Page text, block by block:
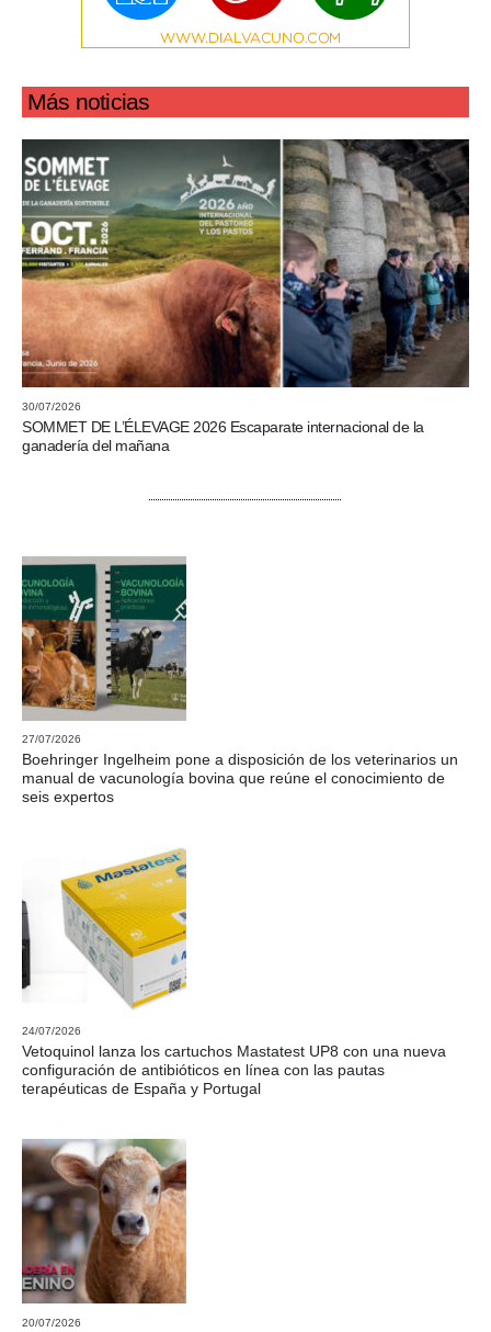
Más noticias
30/07/2026
SOMMET DE L’ÉLEVAGE 2026 Escaparate internacional de la
ganadería del mañana
27/07/2026
Boehringer Ingelheim pone a disposición de los veterinarios un
manual de vacunología bovina que reúne el conocimiento de
seis expertos
24/07/2026
Vetoquinol lanza los cartuchos Mastatest UP8 con una nueva
configuración de antibióticos en línea con las pautas
terapéuticas de España y Portugal
20/07/2026